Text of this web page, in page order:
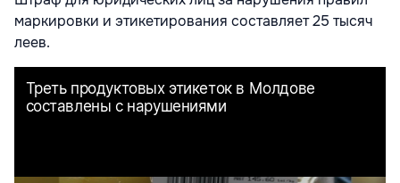
маркировки и этикетирования составляет 25 тысяч
леев.